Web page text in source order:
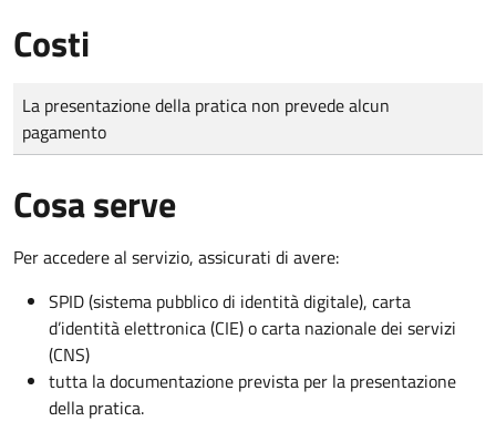
Costi
Tipo di pagamento
Importo
La presentazione della pratica non prevede alcun
pagamento
Cosa serve
Per accedere al servizio, assicurati di avere:
SPID (sistema pubblico di identità digitale), carta
d’identità elettronica (CIE) o carta nazionale dei servizi
(CNS)
tutta la documentazione prevista per la presentazione
della pratica.